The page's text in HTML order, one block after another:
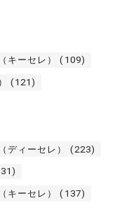
キーセレ） (109)
(121)
ディーセレ） (223)
キーセレ） (137)